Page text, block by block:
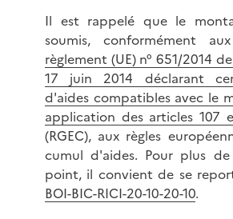
Il est rappelé que le
soumis, conformément
règlement (UE) n° 651/2014
17 juin 2014 déclarant
d'aides compatibles avec le
application des articles 107
(RGEC), aux règles
cumul d'aides. Pour plus
point, il convient de se
BOI-BIC-RICI-20-10-20-10.